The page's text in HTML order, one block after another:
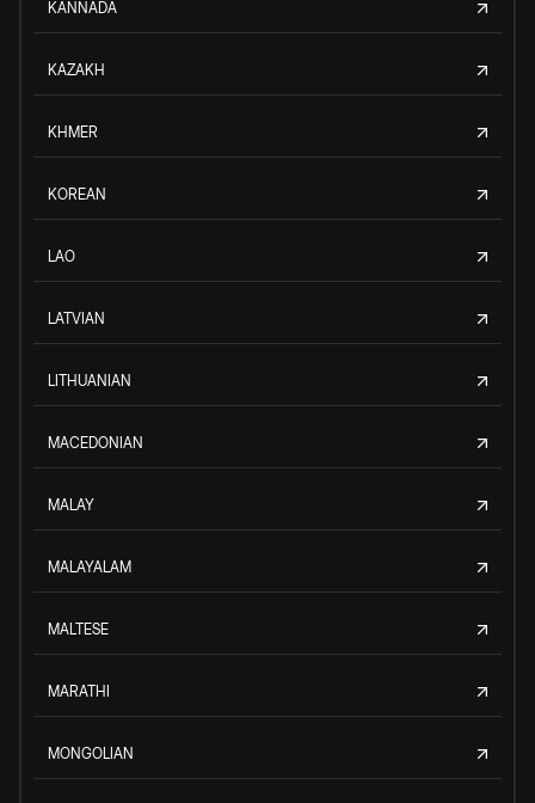
KANNADA
KAZAKH
KHMER
KOREAN
LAO
LATVIAN
LITHUANIAN
MACEDONIAN
MALAY
MALAYALAM
MALTESE
MARATHI
MONGOLIAN